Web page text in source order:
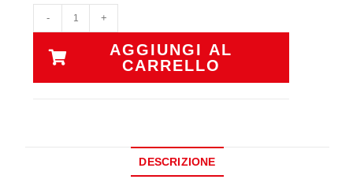
- +
AGGIUNGI AL
CARRELLO
DESCRIZIONE